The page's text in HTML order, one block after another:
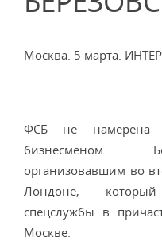
Москва. 5 марта.
ФСБ не намерена
бизнесменом
организовавшим во
Лондоне,
спецслужбы в
Москве.